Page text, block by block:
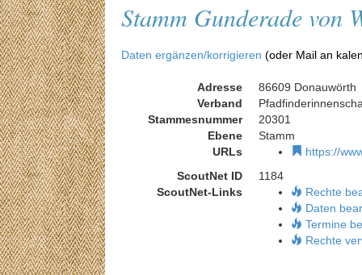
Stamm Gunderade von
Daten ergänzen/korrigieren (oder Mail an
Adresse
86609 Donauwörth
Verband
Stammesnummer
20301
Ebene
Stamm
URLs
https://
ScoutNet ID
1184
ScoutNet-Links
Rechte
Daten
Termine
Rechte